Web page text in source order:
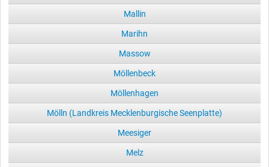
Mallin
Marihn
Massow
Möllenbeck
Möllenhagen
Mölln (Landkreis Mecklenburgische Seenplatte)
Meesiger
Melz